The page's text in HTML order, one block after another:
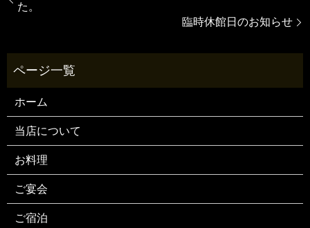
た。
臨時休館日のお知らせ
ホーム
当店について
お料理
ご宴会
ご宿泊